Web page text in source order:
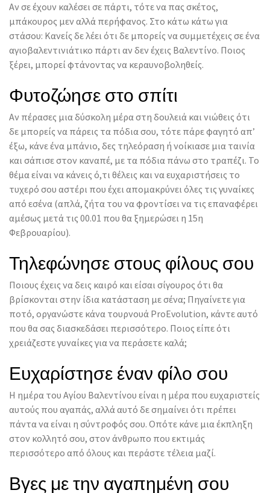
Αν σε έχουν καλέσει σε πάρτι, τότε να πας σκέτος,
μπάκουρος μεν αλλά περήφανος. Στο κάτω κάτω για
στάσου: Κανείς δε λέει ότι δε μπορείς να συμμετέχεις σε ένα
αγιοβαλεντινιάτικο πάρτι αν δεν έχεις Βαλεντίνο. Ποιος
ξέρει, μπορεί φτάνοντας να κεραυνοβοληθείς.
Φυτοζώησε στο σπίτι
Αν πέρασες μια δύσκολη μέρα στη δουλειά και νιώθεις ότι
δε μπορείς να πάρεις τα πόδια σου, τότε πάρε φαγητό απ’
έξω, κάνε ένα μπάνιο, δες τηλεόραση ή νοίκιασε μια ταινία
και σάπισε στον καναπέ, με τα πόδια πάνω στο τραπέζι. Το
θέμα είναι να κάνεις ό,τι θέλεις και να ευχαριστήσεις το
τυχερό σου αστέρι που έχει απομακρύνει όλες τις γυναίκες
από εσένα (απλά, ζήτα του να φροντίσει να τις επαναφέρει
αμέσως μετά τις 00.01 που θα ξημερώσει η 15η
Φεβρουαρίου).
Τηλεφώνησε στους φίλους σου
Ποιους έχεις να δεις καιρό και είσαι σίγουρος ότι θα
βρίσκονται στην ίδια κατάσταση με σένα; Πηγαίνετε για
ποτό, οργανώστε κάνα τουρνουά ProEvolution, κάντε αυτό
που θα σας διασκεδάσει περισσότερο. Ποιος είπε ότι
χρειάζεστε γυναίκες για να περάσετε καλά;
Ευχαρίστησε έναν φίλο σου
Η ημέρα του Αγίου Βαλεντίνου είναι η μέρα που ευχαριστείς
αυτούς που αγαπάς, αλλά αυτό δε σημαίνει ότι πρέπει
πάντα να είναι η σύντροφός σου. Οπότε κάνε μια έκπληξη
στον κολλητό σου, στον άνθρωπο που εκτιμάς
περισσότερο από όλους και περάστε τέλεια μαζί.
Βγες με την αγαπημένη σου